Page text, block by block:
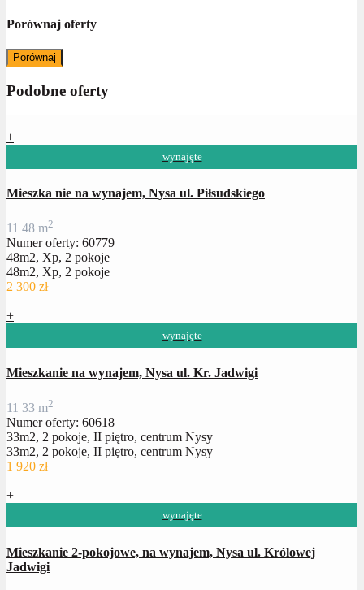
Porównaj oferty
Porównaj
Podobne oferty
+
wynajęte
Mieszka nie na wynajem, Nysa ul. Piłsudskiego
11 48 m2
Numer oferty: 60779
48m2, Xp, 2 pokoje
48m2, Xp, 2 pokoje
2 300 zł
+
wynajęte
Mieszkanie na wynajem, Nysa ul. Kr. Jadwigi
11 33 m2
Numer oferty: 60618
33m2, 2 pokoje, II piętro, centrum Nysy
33m2, 2 pokoje, II piętro, centrum Nysy
1 920 zł
+
wynajęte
Mieszkanie 2-pokojowe, na wynajem, Nysa ul. Królowej
Jadwigi